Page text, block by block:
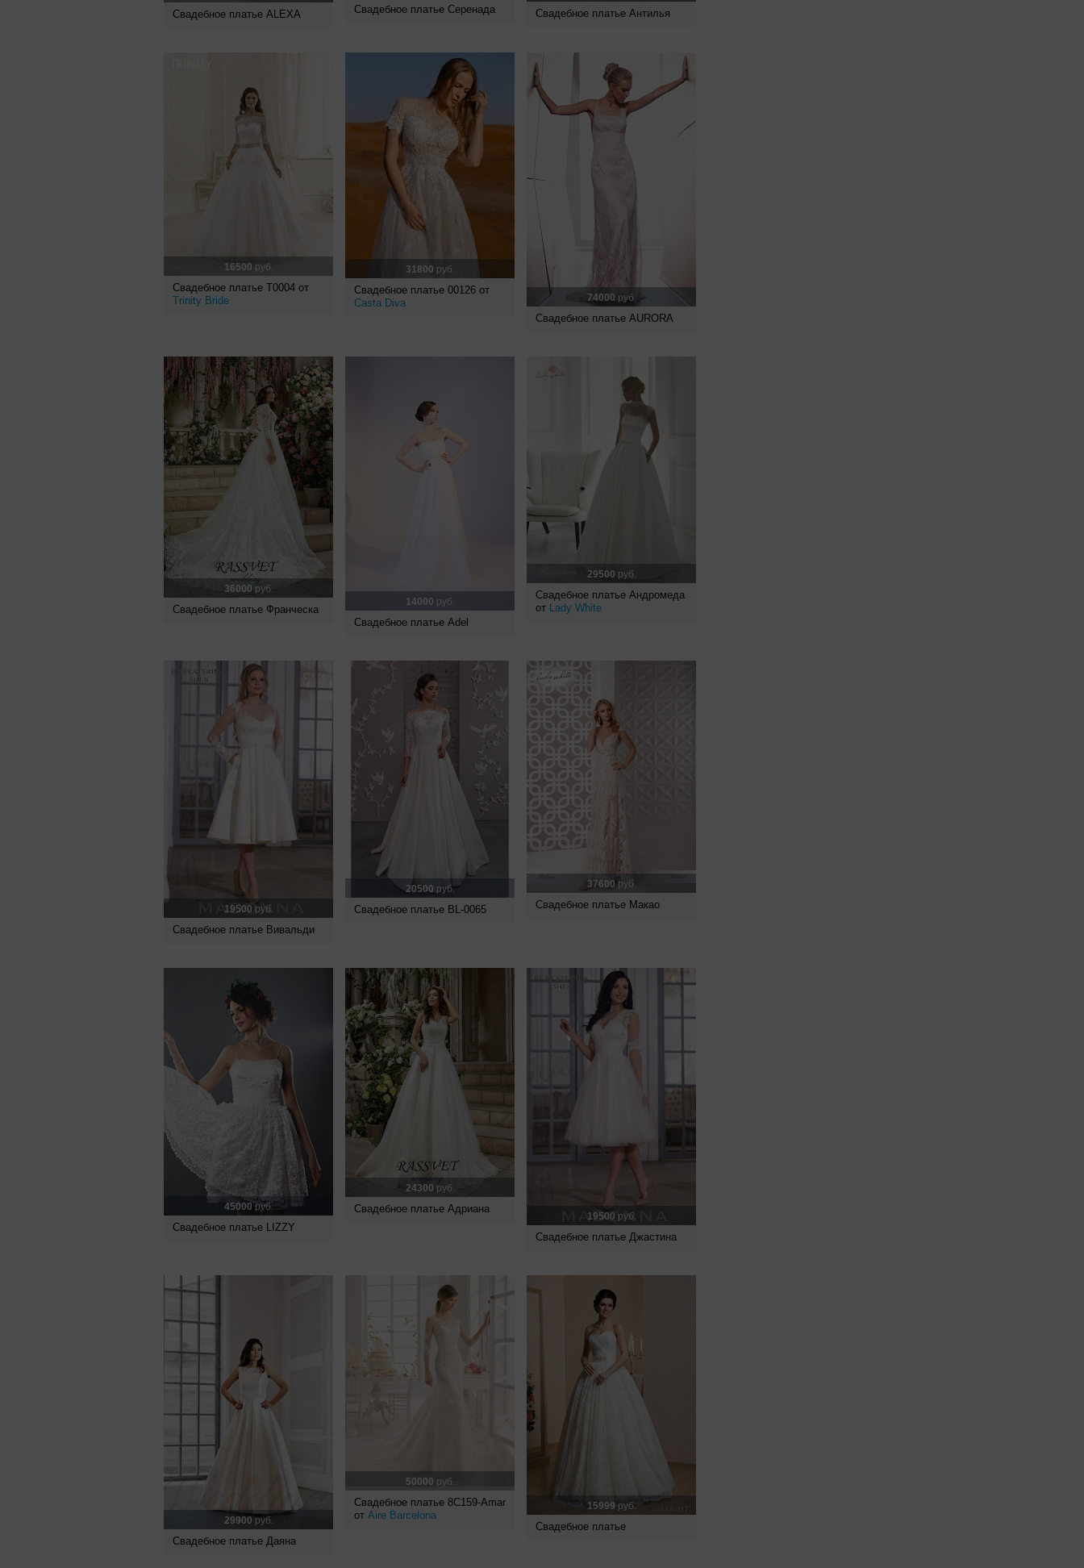
Свадебное платье ALEXA Свадебное платье Серенада Свадебное платье Антилья
16500 руб.
Свадебное платье Т0004 от
Trinity Bride
31800 руб.
Свадебное платье 00126 от
Casta Diva
74000 руб.
Свадебное платье AURORA
36000 руб.
Свадебное платье Франческа
14000 руб.
Свадебное платье Adel
29500 руб.
Свадебное платье Андромеда
от Lady White
19500 руб.
Свадебное платье Вивальди
20500 руб.
Свадебное платье BL-0065
37600руб.
Свадебное платье Макао
45000руб.
Свадебное платье LIZZY
24300 руб.
Свадебное платье Адриана
19500 руб.
Свадебное платье Джастина
29900 руб.
Свадебное платье Даяна
50000 руб.
Свадебное платье 8C159-Amar
от Aire Barcelona
15999руб.
Свадебное платье